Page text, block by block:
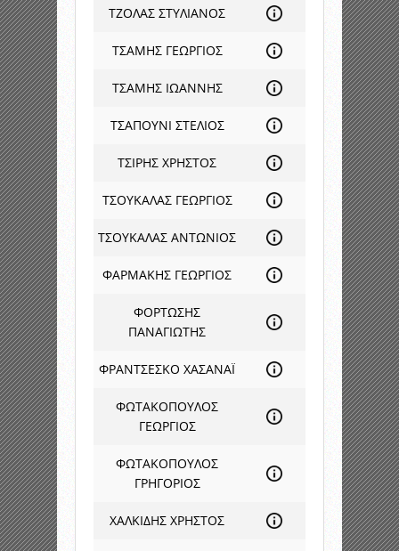
ΤΖΟΛΑΣ ΣΤΥΛΙΑΝΟΣ
ΤΣΑΜΗΣ ΓΕΩΡΓΙΟΣ
ΤΣΑΜΗΣ ΙΩΑΝΝΗΣ
ΤΣΑΠΟΥΝΙ ΣΤΕΛΙΟΣ
ΤΣΙΡΗΣ ΧΡΗΣΤΟΣ
ΤΣΟΥΚΑΛΑΣ ΓΕΩΡΓΙΟΣ
ΤΣΟΥΚΑΛΑΣ ΑΝΤΩΝΙΟΣ
ΦΑΡΜΑΚΗΣ ΓΕΩΡΓΙΟΣ
ΦΟΡΤΩΣΗΣ
ΠΑΝΑΓΙΩΤΗΣ
ΦΡΑΝΤΣΕΣΚΟ ΧΑΣΑΝΑΪ
ΦΩΤΑΚΟΠΟΥΛΟΣ
ΓΕΩΡΓΙΟΣ
ΦΩΤΑΚΟΠΟΥΛΟΣ
ΓΡΗΓΟΡΙΟΣ
ΧΑΛΚΙΔΗΣ ΧΡΗΣΤΟΣ